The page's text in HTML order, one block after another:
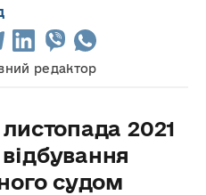
редактор
2021
судом